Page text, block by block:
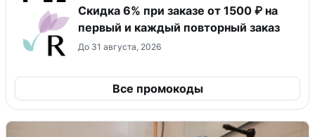
Скидка 6% при заказе от 1500 ₽ на
первый и каждый повторный заказ
До 31 августа, 2026
Все промокоды